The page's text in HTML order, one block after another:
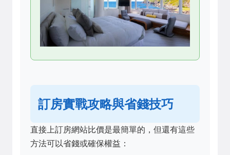
訂房實戰攻略與省錢技巧
直接上訂房網站比價是最簡單的，但還有這些
方法可以省錢或確保權益：